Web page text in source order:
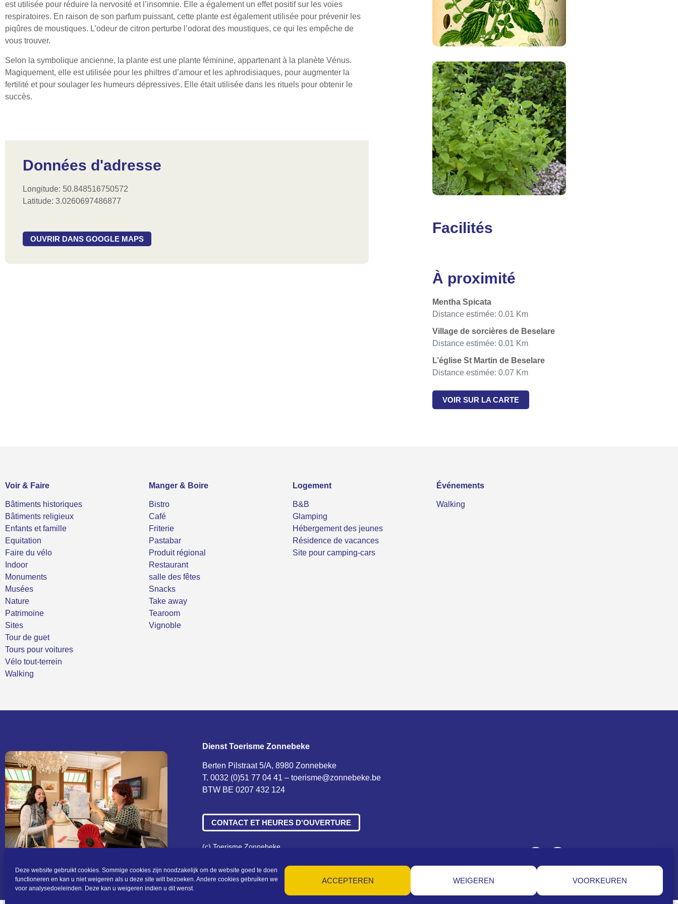
Deze website gebruikt cookies. Sommige cookies zijn noodzakelijk om de website goed te doen
functioneren en kan u niet weigeren als u deze site wilt bezoeken. Andere cookies gebruiken we
voor analysedoeleinden. Deze kan u weigeren indien u dit wenst.
ACCEPTEREN WEIGEREN VOORKEUREN
est utilisée pour réduire la nervosité et l’insomnie. Elle a également un effet positif sur les voies
respiratoires. En raison de son parfum puissant, cette plante est également utilisée pour prévenir les
piqûres de moustiques. L’odeur de citron perturbe l’odorat des moustiques, ce qui les empêche de
vous trouver.
Selon la symbolique ancienne, la plante est une plante féminine, appartenant à la planète Vénus.
Magiquement, elle est utilisée pour les philtres d’amour et les aphrodisiaques, pour augmenter la
fertilité et pour soulager les humeurs dépressives. Elle était utilisée dans les rituels pour obtenir le
succès.
Données d'adresse
Longitude: 50.848516750572
Latitude: 3.0260697486877
OUVRIR DANS GOOGLE MAPS
Facilités
À proximité
Mentha Spicata
Distance estimée: 0.01 Km
Village de sorcières de Beselare
Distance estimée: 0.01 Km
L’église St Martin de Beselare
Distance estimée: 0.07 Km
VOIR SUR LA CARTE
Voir & Faire
Bâtiments historiques
Bâtiments religieux
Enfants et famille
Equitation
Faire du vélo
Indoor
Monuments
Musées
Nature
Patrimoine
Sites
Tour de guet
Tours pour voitures
Vélo tout-terrein
Walking
Manger & Boire
Bistro
Café
Friterie
Pastabar
Produit régional
Restaurant
salle des fêtes
Snacks
Take away
Tearoom
Vignoble
Logement
B&B
Glamping
Hébergement des jeunes
Résidence de vacances
Site pour camping-cars
Événements
Walking
Dienst Toerisme Zonnebeke
Berten Pilstraat 5/A, 8980 Zonnebeke
T. 0032 (0)51 77 04 41 –toerisme@zonnebeke.be
BTW BE 0207 432 124
CONTACT ET HEURES D'OUVERTURE
(c) Toerisme Zonnebeke